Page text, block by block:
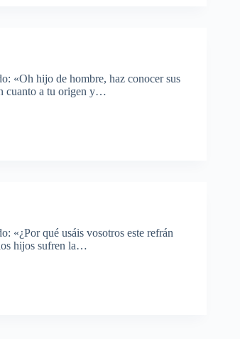
«Oh hijo de hombre, haz conocer sus
cuanto a tu origen y…
«¿Por qué usáis vosotros este refrán
hijos sufren la…